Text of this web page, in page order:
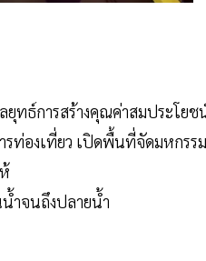
ยุทธ์การสร้างคุณค่าสมประโยช
รท่องเที่ยว เปิดพื้นที่จัดมหกรรม
ำจนถึงปลายน้ำ